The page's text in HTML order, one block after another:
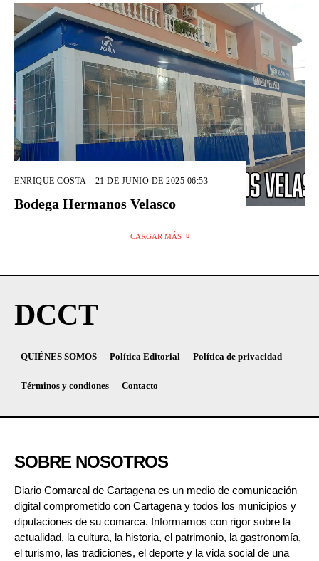
ENRIQUE COSTA - 21 DE JUNIO DE 2025 06:53
Bodega Hermanos Velasco
CARGAR MÁS
DCCT
QUIÉNES SOMOS Política Editorial Política de privacidad
Términos y condiones Contacto
SOBRE NOSOTROS
Diario Comarcal de Cartagena es un medio de comunicación
digital comprometido con Cartagena y todos los municipios y
diputaciones de su comarca. Informamos con rigor sobre la
actualidad, la cultura, la historia, el patrimonio, la gastronomía,
el turismo, las tradiciones, el deporte y la vida social de una